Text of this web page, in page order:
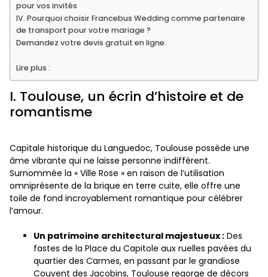
pour vos invités
IV. Pourquoi choisir Francebus Wedding comme partenaire
de transport pour votre mariage ?
Demandez votre devis gratuit en ligne.
Lire plus :
I. Toulouse, un écrin d’histoire et de
romantisme
Capitale historique du Languedoc, Toulouse possède une
âme vibrante qui ne laisse personne indifférent.
Surnommée la « Ville Rose » en raison de l’utilisation
omniprésente de la brique en terre cuite, elle offre une
toile de fond incroyablement romantique pour célébrer
l’amour.
Un patrimoine architectural majestueux : Des
fastes de la Place du Capitole aux ruelles pavées du
quartier des Carmes, en passant par le grandiose
Couvent des Jacobins, Toulouse regorge de décors